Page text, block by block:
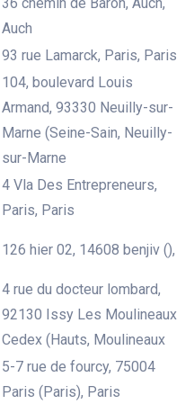
Auch
93 rue Lamarck, Paris, Paris
104, boulevard Louis
Armand, 93330 Neuilly-sur-
Marne (Seine-Sain, Neuilly-
sur-Marne
4 Vla Des Entrepreneurs,
Paris, Paris
126 hier 02, 14608 benjiv (),
4 rue du docteur lombard,
92130 Issy Les Moulineaux
Cedex (Hauts, Moulineaux
5-7 rue de fourcy, 75004
Paris (Paris), Paris